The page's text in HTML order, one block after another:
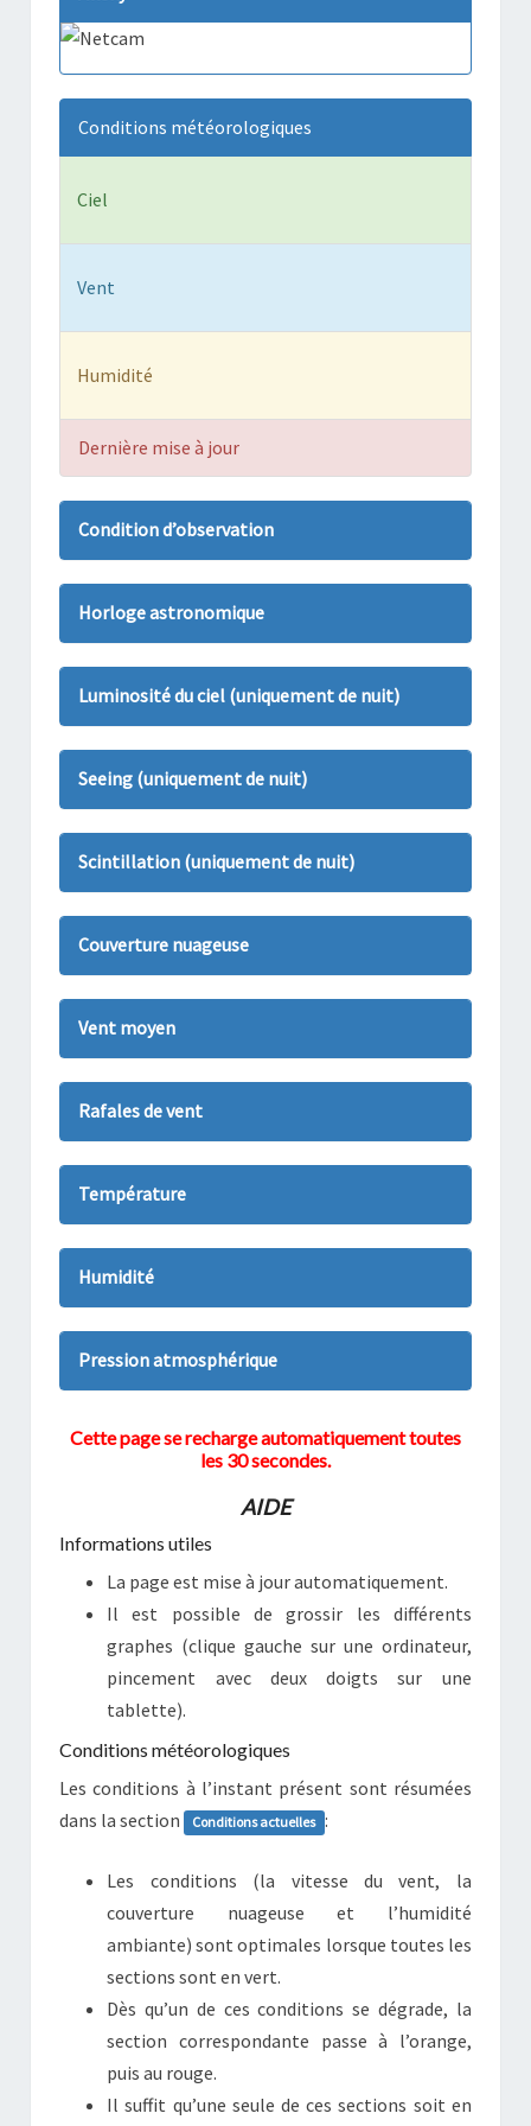
Conditions météorologiques
Ciel
Vent
Humidité
Dernière mise à jour
Condition d’observation
Horloge astronomique
Luminosité du ciel (uniquement de nuit)
Seeing (uniquement de nuit)
Scintillation (uniquement de nuit)
Couverture nuageuse
Vent moyen
Rafales de vent
Température
Humidité
Pression atmosphérique
Cette page se recharge automatiquement toutes
les 30 secondes.
AIDE
Informations utiles
La page est mise à jour automatiquement.
Il est possible de grossir les différents
graphes (clique gauche sur une ordinateur,
pincement avec deux doigts sur une
tablette).
Conditions météorologiques
Les conditions à l’instant présent sont résumées
dans la section Conditions actuelles :
Les conditions (la vitesse du vent, la
couverture nuageuse et l’humidité
ambiante) sont optimales lorsque toutes les
sections sont en vert.
Dès qu’un de ces conditions se dégrade, la
section correspondante passe à l’orange,
puis au rouge.
Il suffit qu’une seule de ces sections soit en